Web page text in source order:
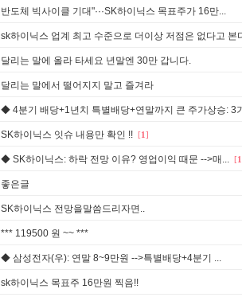
반도체 빅사이클 기대"···SK하이닉스 목표주가 16만...
sk하이닉스 업계 최고 수준으로 더이상 저점은 없다고 본
달리는 말에 올라 타세요 년말엔 30만 갑니다.
달리는 말에서 떨어지지 말고 즐겨라
◆ 4분기 배당+1년치 특별배당+연말까지 큰 주가상승: 3
SK하이닉스 잇슈 내용만 확인 !! [1]
◆ SK하이닉스: 하락 전망 이유? 영업이익 때문 -->매... [1
좋은글
SK하이닉스 전망을말씀드리자면..
*** 119500 원 ~~ ***
◆ 삼성전자(우): 연말 8~9만원 -->특별배당+4분기 ...
sk하이닉스 목표주 16만원 찍음!!